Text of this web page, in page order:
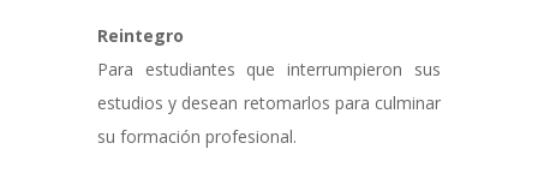
Reintegro
Para estudiantes que interrumpieron sus
estudios y desean retomarlos para culminar
su formación profesional.